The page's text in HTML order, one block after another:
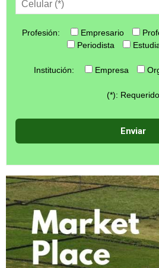
Profesión: Empresario
Periodista
Institución: Empresa
(*): Requerido